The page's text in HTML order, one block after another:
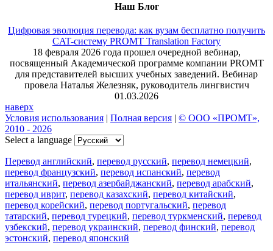
Наш Блог
Цифровая эволюция перевода: как вузам бесплатно получить
CAT-систему PROMT Translation Factory
18 февраля 2026 года прошел очередной вебинар,
посвященный Академической программе компании PROMT
для представителей высших учебных заведений. Вебинар
провела Наталья Железняк, руководитель лингвистич
01.03.2026
наверх
Условия использования | Полная версия | © ООО «ПРОМТ»,
2010 - 2026
Select a language
Перевод английский, перевод русский, перевод немецкий,
перевод французский, перевод испанский, перевод
итальянский, перевод азербайджанский, перевод арабский,
перевод иврит, перевод казахский, перевод китайский,
перевод корейский, перевод португальский, перевод
татарский, перевод турецкий, перевод туркменский, перевод
узбекский, перевод украинский, перевод финский, перевод
эстонский, перевод японский